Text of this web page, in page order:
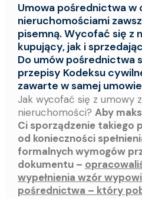
Umowa pośrednictwa w
nieruchomościami
pisemną. Wycofać się z
kupujący, jak i
Do umów pośrednictwa
przepisy Kodeksu
zawarte w samej
Jak wycofać się z umowy
nieruchomości? Aby
Ci sporządzenie takiego
od konieczności
formalnych wymogów
dokumentu –
wypełnienia wzór
pośrednictwa – który